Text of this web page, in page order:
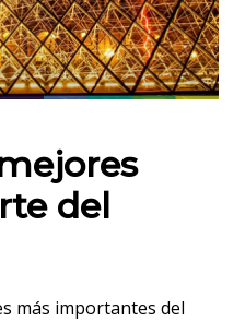
del
más importantes del